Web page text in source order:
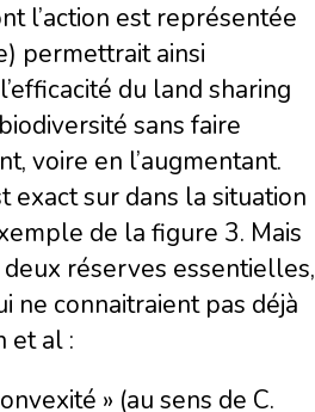
l’action est représentée
permettrait ainsi
du land sharing
sans faire
voire en l’augmentant.
exact sur dans la situation
de la figure 3. Mais
réserves essentielles,
ne connaitraient pas déjà
et al :
» (au sens de C.